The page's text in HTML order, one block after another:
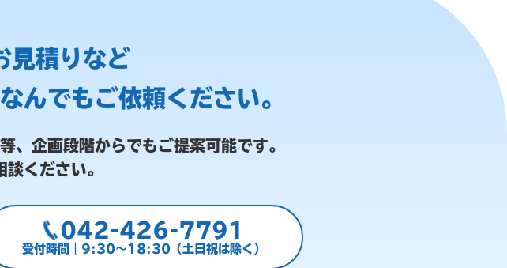
見積りなど
なんでもご依頼ください。
、 企画段階からでもご提案可能です。
ください。
042-426-7791
受付時間｜9:30～18:30（土日祝は除く）